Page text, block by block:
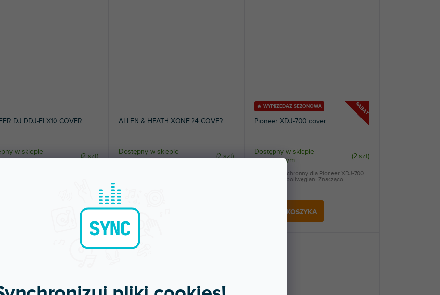
DJ DDJ-FLX10 COVER
w sklepie
(2 szt)
ALLEN & HEATH XONE:24 COVER
Dostępny w sklepie
stacjonarnym
(2 szt)
148 zł
DO KOSZYKA
RABAT
🔥 WYPRZEDAŻ SEZONOWA
Pioneer XDJ-700 cover
Dostępny w sklepie
stacjonarnym
(2 szt)
DO KOSZYKA
Pokrowiec ochronny dla Pioneer XDJ-700.
Wytrzymały poliwęglan. Znacząco...